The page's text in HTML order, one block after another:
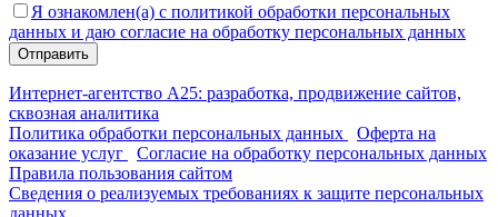
Я ознакомлен(а) с политикой обработки персональных
данных и даю согласие на обработку персональных данных
Интернет-агентство А25: разработка, продвижение сайтов,
сквозная аналитика
Политика обработки персональных данных
Оферта на
оказание услуг
Согласие на обработку персональных данных
Правила пользования сайтом
Сведения о реализуемых требованиях к защите персональных
данных